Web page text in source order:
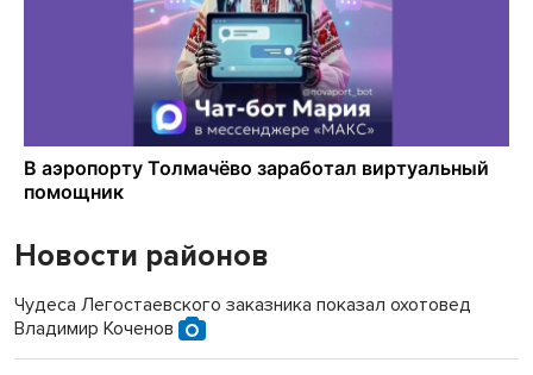
Новости районов
Чудеса Легостаевского заказника показал охотовед
Владимир Коченов